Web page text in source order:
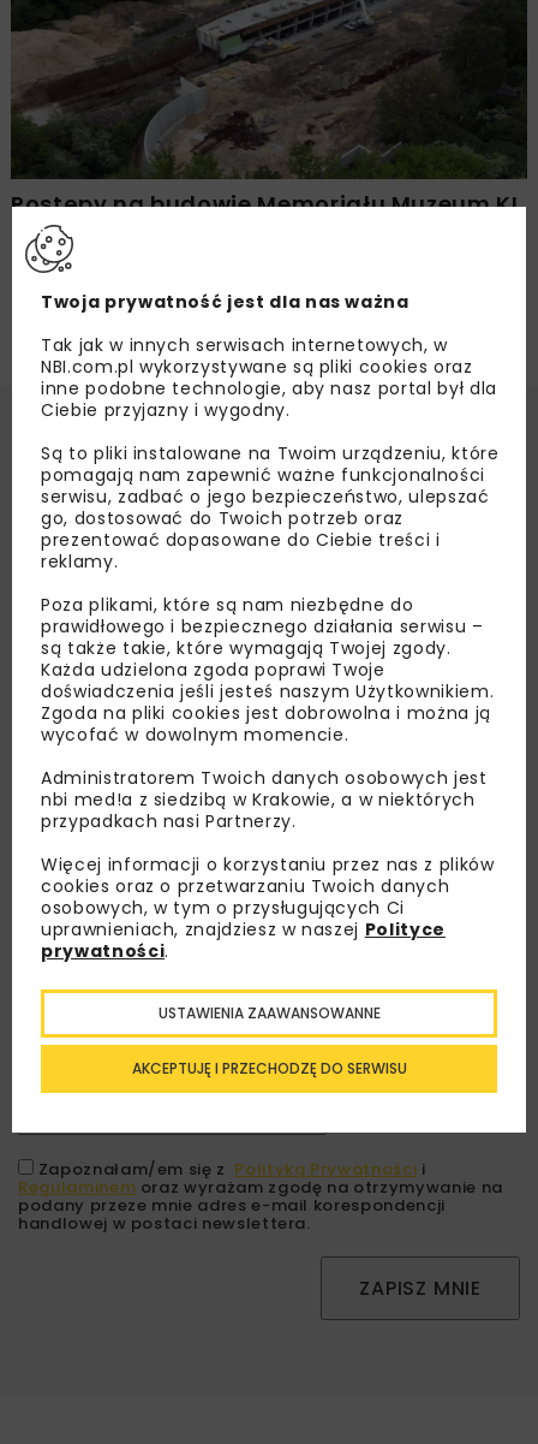
Postępy na budowie Memoriału Muzeum KL
Plaszów
Lubisz wiedzieć więcej?
Zapisz się do newslettera aby otrzymywać od
nas najlepsze informacje branżowe,
zaproszenia na wydarzenia, atrakcyjne oferty i
dedykowane akcje specjalne.
Zapoznałam/em się z Polityką Prywatności i
Regulaminem oraz wyrażam zgodę na otrzymywanie na
podany przeze mnie adres e-mail korespondencji
handlowej w postaci newslettera.
ZAPISZ MNIE
Twoja prywatność jest dla nas ważna
Tak jak w innych serwisach internetowych, w
NBI.com.pl wykorzystywane są pliki cookies oraz
inne podobne technologie, aby nasz portal był dla
Ciebie przyjazny i wygodny.
Są to pliki instalowane na Twoim urządzeniu, które
pomagają nam zapewnić ważne funkcjonalności
serwisu, zadbać o jego bezpieczeństwo, ulepszać
go, dostosować do Twoich potrzeb oraz
prezentować dopasowane do Ciebie treści i
reklamy.
Poza plikami, które są nam niezbędne do
prawidłowego i bezpiecznego działania serwisu –
są także takie, które wymagają Twojej zgody.
Każda udzielona zgoda poprawi Twoje
doświadczenia jeśli jesteś naszym Użytkownikiem.
Zgoda na pliki cookies jest dobrowolna i można ją
wycofać w dowolnym momencie.
Administratorem Twoich danych osobowych jest
nbi med!a z siedzibą w Krakowie, a w niektórych
przypadkach nasi Partnerzy.
Więcej informacji o korzystaniu przez nas z plików
cookies oraz o przetwarzaniu Twoich danych
osobowych, w tym o przysługujących Ci
uprawnieniach, znajdziesz w naszej Polityce
prywatności.
AKCEPTUJĘ I PRZECHODZĘ DO SERWISU
USTAWIENIA ZAAWANSOWANNE